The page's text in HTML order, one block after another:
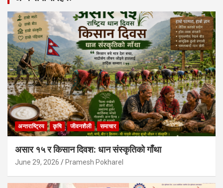
अन्तराष्ट्रिय कृषि जीवनशैली समाचार
असार १५ र किसान दिवश: धान संस्कृतिको गाँथा
June 29, 2026 Pramesh Pokharel